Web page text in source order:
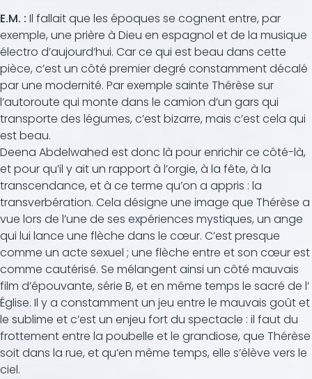
E.M. : Il fallait que les époques se cognent entre, par
exemple, une prière à Dieu en espagnol et de la musique
électro d’aujourd’hui. Car ce qui est beau dans cette
pièce, c’est un côté premier degré constamment décalé
par une modernité. Par exemple sainte Thérèse sur
l’autoroute qui monte dans le camion d’un gars qui
transporte des légumes, c’est bizarre, mais c’est cela qui
est beau.
Deena Abdelwahed est donc là pour enrichir ce côté-là,
et pour qu’il y ait un rapport à l’orgie, à la fête, à la
transcendance, et à ce terme qu’on a appris : la
transverbération. Cela désigne une image que Thérèse a
vue lors de l’une de ses expériences mystiques, un ange
qui lui lance une flèche dans le cœur. C’est presque
comme un acte sexuel ; une flèche entre et son cœur est
comme cautérisé. Se mélangent ainsi un côté mauvais
film d’épouvante, série B, et en même temps le sacré de l’
Église. Il y a constamment un jeu entre le mauvais goût et
le sublime et c’est un enjeu fort du spectacle : il faut du
frottement entre la poubelle et le grandiose, que Thérèse
soit dans la rue, et qu’en même temps, elle s’élève vers le
ciel.